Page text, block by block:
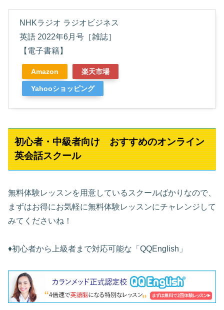
NHKラジオ ラジオビジネス
英語 2022年6月号［雑誌］
【電子書籍】
Amazon 楽天市場
Yahooショッピング
初心者・中級者向け おすすめのオンライン
英会話スクール
無料体験レッスンを用意しているスクールばかりなので、
まずはお得にお気軽に無料体験レッスンにチャレンジして
みてくださいね！
♦︎初心者から上級者まで対応可能な「QQEnglish」